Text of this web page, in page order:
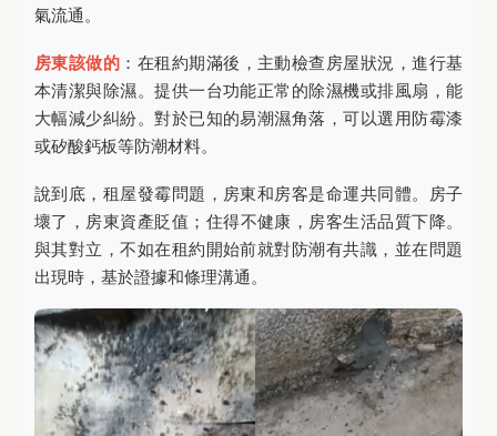
氣流通。
房東該做的 ：在租約期滿後，主動檢查房屋狀況，進行基
本清潔與除濕。提供一台功能正常的除濕機或排風扇，能
大幅減少糾紛。對於已知的易潮濕角落，可以選用防霉漆
或矽酸鈣板等防潮材料。
說到底，租屋發霉問題，房東和房客是命運共同體。房子
壞了，房東資產貶值；住得不健康，房客生活品質下降。
與其對立，不如在租約開始前就對防潮有共識，並在問題
出現時，基於證據和條理溝通。